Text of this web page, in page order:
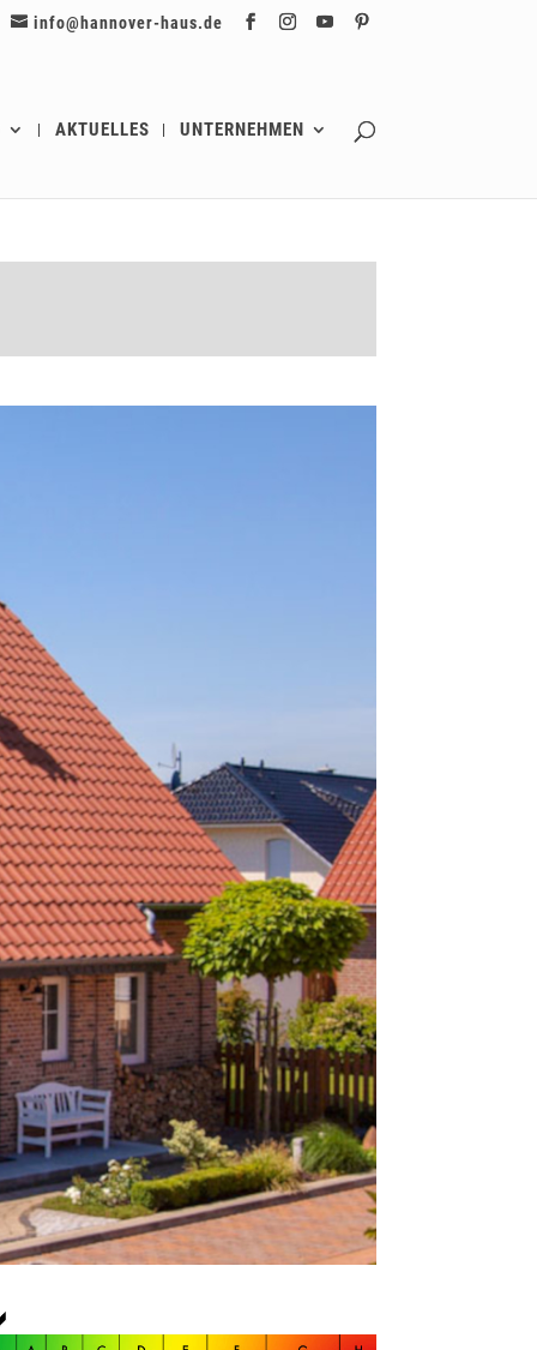
info@hannover-haus.de
AKTUELLES UNTERNEHMEN